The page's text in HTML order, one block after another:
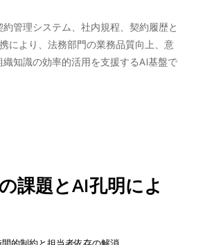
管理システム、社内規程、契約履歴と
により、法務部門の業務品質向上、意
知識の効率的活用を支援するAI基盤で
課題とAI孔明によ